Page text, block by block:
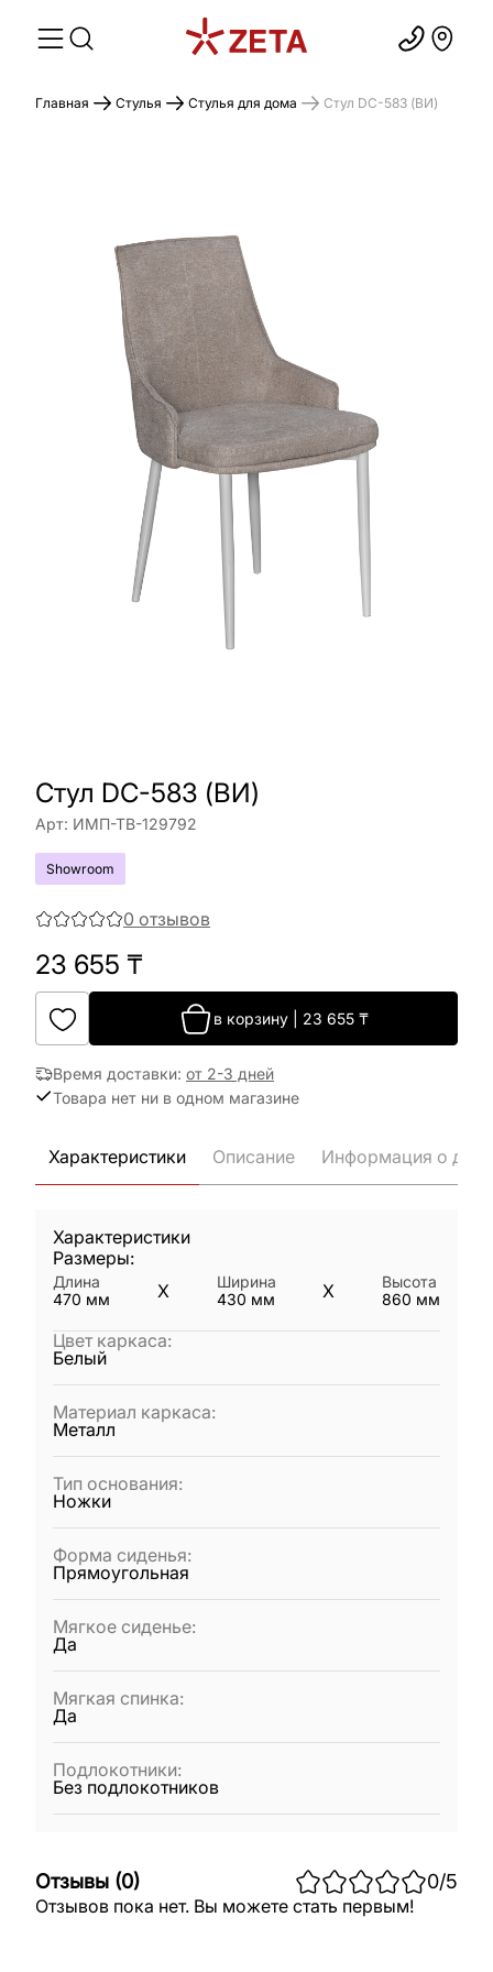
Главная Стулья Стулья для дома Стул DC-583 (ВИ)
Стул DC-583 (ВИ)
Арт: ИМП-ТВ-129792
Showroom
0 отзывов
23 655 ₸
в корзину 23 655 ₸
Время доставки: от 2-3 дней
Товара нет ни в одном магазине
Характеристики Описание Информация о
Характеристики
Размеры:
Длина
470 мм X
Ширина
430 мм X
Высота
860 мм
Цвет каркаса:
Белый
Материал каркаса:
Металл
Тип основания:
Ножки
Форма сиденья:
Прямоугольная
Мягкое сиденье:
Да
Мягкая спинка:
Да
Подлокотники:
Без подлокотников
Отзывы (0) 0/5
Отзывов пока нет. Вы можете стать первым!